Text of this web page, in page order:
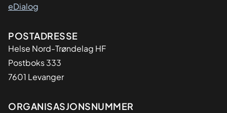
eDialog
Adresse
POSTADRESSE
Helse Nord-Trøndelag HF
Postboks 333
7601 Levanger
Organisasjon
ORGANISASJONSNUMMER